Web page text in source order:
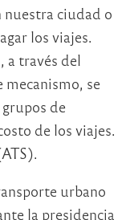
nuestra ciudad o
los viajes.
a través del
se
de
de los viajes.
urbano
la presidencia